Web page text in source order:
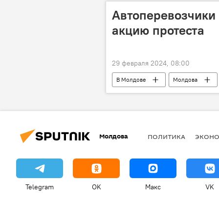
акцию протеста
29 февраля 2024, 08:00
В Молдове Молдова
Молдова ПОЛИТИКА
Telegram OK Макс VK